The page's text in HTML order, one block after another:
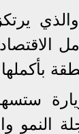
والذي
النمو